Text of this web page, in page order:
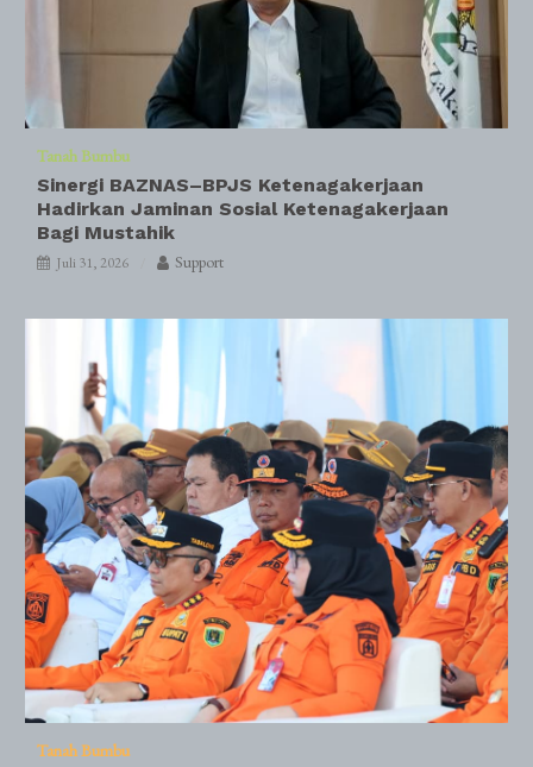
Tanah Bumbu
Sinergi BAZNAS–BPJS Ketenagakerjaan
Hadirkan Jaminan Sosial Ketenagakerjaan
Bagi Mustahik
Juli 31, 2026 Support
Tanah Bumbu